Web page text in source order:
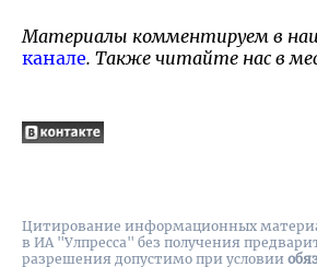
Материалы комментируем в
канале. Также читайте нас в
Цитирование информационных
в ИА "Улпресса" без получения
разрешения допустимо при условии